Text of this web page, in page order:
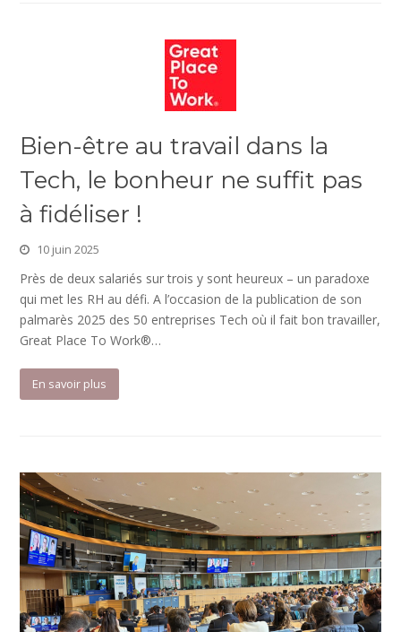
Bien-être au travail dans la
Tech, le bonheur ne suffit pas
à fidéliser !
10 juin 2025
Près de deux salariés sur trois y sont heureux – un paradoxe
qui met les RH au défi. A l’occasion de la publication de son
palmarès 2025 des 50 entreprises Tech où il fait bon travailler,
Great Place To Work®…
En savoir plus